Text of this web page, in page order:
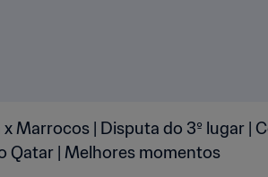
x Marrocos | Disputa do 3º lugar |
Qatar | Melhores momentos